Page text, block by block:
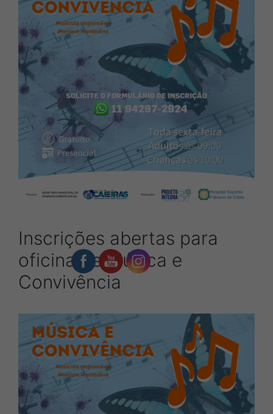
Inscrições abertas para
oficina de Música e
Convivência